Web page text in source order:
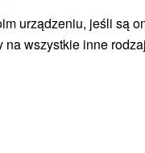
v obci
izbami,
urządzeniu, jeśli są
na wszystkie inne